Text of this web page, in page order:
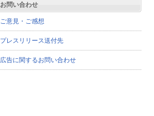
お問い合わせ
ご意見・ご感想
プレスリリース送付先
広告に関するお問い合わせ